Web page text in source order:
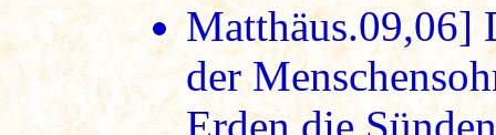
Matthäus.09,06]
der
Erden die